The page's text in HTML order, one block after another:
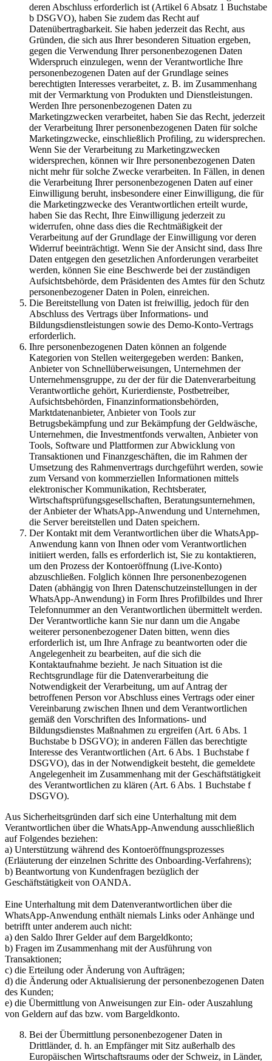
deren Abschluss erforderlich ist (Artikel 6 Absatz 1 Buchstabe
b DSGVO), haben Sie zudem das Recht auf
Datenübertragbarkeit. Sie haben jederzeit das Recht, aus
Gründen, die sich aus Ihrer besonderen Situation ergeben,
gegen die Verwendung Ihrer personenbezogenen Daten
Widerspruch einzulegen, wenn der Verantwortliche Ihre
personenbezogenen Daten auf der Grundlage seines
berechtigten Interesses verarbeitet, z. B. im Zusammenhang
mit der Vermarktung von Produkten und Dienstleistungen.
Werden Ihre personenbezogenen Daten zu
Marketingzwecken verarbeitet, haben Sie das Recht, jederzeit
der Verarbeitung Ihrer personenbezogenen Daten für solche
Marketingzwecke, einschließlich Profiling, zu widersprechen.
Wenn Sie der Verarbeitung zu Marketingzwecken
widersprechen, können wir Ihre personenbezogenen Daten
nicht mehr für solche Zwecke verarbeiten. In Fällen, in denen
die Verarbeitung Ihrer personenbezogenen Daten auf einer
Einwilligung beruht, insbesondere einer Einwilligung, die für
die Marketingzwecke des Verantwortlichen erteilt wurde,
haben Sie das Recht, Ihre Einwilligung jederzeit zu
widerrufen, ohne dass dies die Rechtmäßigkeit der
Verarbeitung auf der Grundlage der Einwilligung vor deren
Widerruf beeinträchtigt. Wenn Sie der Ansicht sind, dass Ihre
Daten entgegen den gesetzlichen Anforderungen verarbeitet
werden, können Sie eine Beschwerde bei der zuständigen
Aufsichtsbehörde, dem Präsidenten des Amtes für den Schutz
personenbezogener Daten in Polen, einreichen.
Die Bereitstellung von Daten ist freiwillig, jedoch für den
Abschluss des Vertrags über Informations- und
Bildungsdienstleistungen sowie des Demo-Konto-Vertrags
erforderlich.
Ihre personenbezogenen Daten können an folgende
Kategorien von Stellen weitergegeben werden: Banken,
Anbieter von Schnellüberweisungen, Unternehmen der
Unternehmensgruppe, zu der der für die Datenverarbeitung
Verantwortliche gehört, Kurierdienste, Postbetreiber,
Aufsichtsbehörden, Finanzinformationsbehörden,
Marktdatenanbieter, Anbieter von Tools zur
Betrugsbekämpfung und zur Bekämpfung der Geldwäsche,
Unternehmen, die Investmentfonds verwalten, Anbieter von
Tools, Software und Plattformen zur Abwicklung von
Transaktionen und Finanzgeschäften, die im Rahmen der
Umsetzung des Rahmenvertrags durchgeführt werden, sowie
zum Versand von kommerziellen Informationen mittels
elektronischer Kommunikation, Rechtsberater,
Wirtschaftsprüfungsgesellschaften, Beratungsunternehmen,
der Anbieter der WhatsApp-Anwendung und Unternehmen,
die Server bereitstellen und Daten speichern.
Der Kontakt mit dem Verantwortlichen über die WhatsApp-
Anwendung kann von Ihnen oder vom Verantwortlichen
initiiert werden, falls es erforderlich ist, Sie zu kontaktieren,
um den Prozess der Kontoeröffnung (Live-Konto)
abzuschließen. Folglich können Ihre personenbezogenen
Daten (abhängig von Ihren Datenschutzeinstellungen in der
WhatsApp-Anwendung) in Form Ihres Profilbildes und Ihrer
Telefonnummer an den Verantwortlichen übermittelt werden.
Der Verantwortliche kann Sie nur dann um die Angabe
weiterer personenbezogener Daten bitten, wenn dies
erforderlich ist, um Ihre Anfrage zu beantworten oder die
Angelegenheit zu bearbeiten, auf die sich die
Kontaktaufnahme bezieht. Je nach Situation ist die
Rechtsgrundlage für die Datenverarbeitung die
Notwendigkeit der Verarbeitung, um auf Antrag der
betroffenen Person vor Abschluss eines Vertrags oder einer
Vereinbarung zwischen Ihnen und dem Verantwortlichen
gemäß den Vorschriften des Informations- und
Bildungsdienstes Maßnahmen zu ergreifen (Art. 6 Abs. 1
Buchstabe b DSGVO); in anderen Fällen das berechtigte
Interesse des Verantwortlichen (Art. 6 Abs. 1 Buchstabe f
DSGVO), das in der Notwendigkeit besteht, die gemeldete
Angelegenheit im Zusammenhang mit der Geschäftstätigkeit
des Verantwortlichen zu klären (Art. 6 Abs. 1 Buchstabe f
DSGVO).
Aus Sicherheitsgründen darf sich eine Unterhaltung mit dem
Verantwortlichen über die WhatsApp-Anwendung ausschließlich
auf Folgendes beziehen:
a) Unterstützung während des Kontoeröffnungsprozesses
(Erläuterung der einzelnen Schritte des Onboarding-Verfahrens);
b) Beantwortung von Kundenfragen bezüglich der
Geschäftstätigkeit von OANDA.
Eine Unterhaltung mit dem Datenverantwortlichen über die
WhatsApp-Anwendung enthält niemals Links oder Anhänge und
betrifft unter anderem auch nicht:
a) den Saldo Ihrer Gelder auf dem Bargeldkonto;
b) Fragen im Zusammenhang mit der Ausführung von
Transaktionen;
c) die Erteilung oder Änderung von Aufträgen;
d) die Änderung oder Aktualisierung der personenbezogenen Daten
des Kunden;
e) die Übermittlung von Anweisungen zur Ein- oder Auszahlung
von Geldern auf das bzw. vom Bargeldkonto.
Bei der Übermittlung personenbezogener Daten in
Drittländer, d. h. an Empfänger mit Sitz außerhalb des
Europäischen Wirtschaftsraums oder der Schweiz, in Länder,